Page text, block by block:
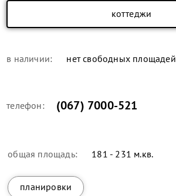
коттеджи
в наличии: нет свободных площадей
телефон: (067) 7000-521
общая площадь: 181 - 231 м.кв.
планировки